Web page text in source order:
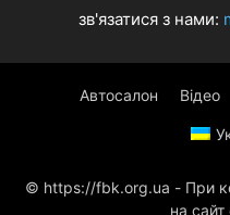
зв'язатися з нами:
Автосалон Відео
© https://fbk.org.ua - При
на